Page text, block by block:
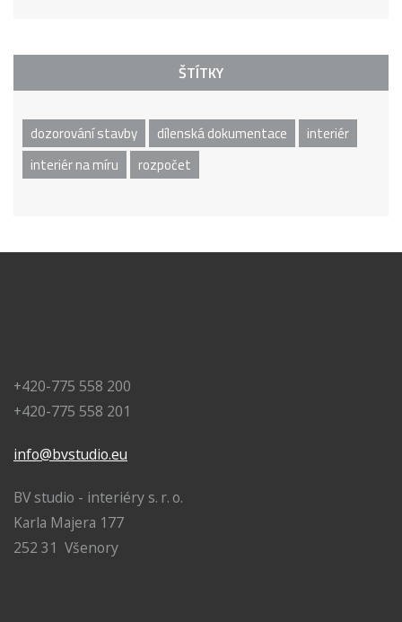
ŠTÍTKY
dozorování stavby dílenská dokumentace
interiér
interiér na míru
rozpočet
+420-775 558 200
+420-775 558 201
info@bvstudio.eu
BV studio - interiéry s. r. o.
Karla Majera 177
252 31 Všenory